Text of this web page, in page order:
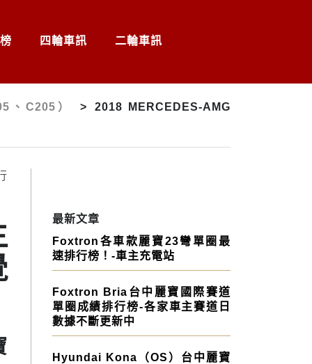
四輪車訊 二輪車訊
、C205） >
2018 MERCEDES-AMG
最新文章
Foxtron各車款麗寶23彎單圈最
速排行榜！-車主充電站
Foxtron Bria台中麗寶國際賽道
單圈成績排行榜-各家車主賽道日
數據不斷更新中
Hyundai Kona（OS）台中麗寶